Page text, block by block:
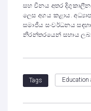
සහ චීනය අතර
ලෙස අගය කළාය.
සමාජීය සංවර්ධනය
නිරන්තරයෙන් සහාය
Tags Education